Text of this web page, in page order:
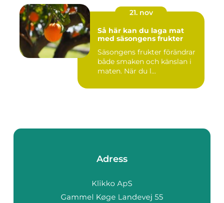
21. nov
Så här kan du laga mat
med säsongens frukter
Säsongens frukter förändrar
både smaken och känslan i
maten. När du l...
Adress